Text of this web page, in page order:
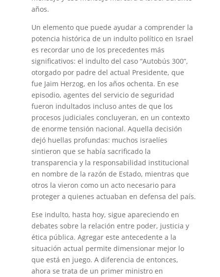
años.
Un elemento que puede ayudar a comprender la
potencia histórica de un indulto político en Israel
es recordar uno de los precedentes más
significativos: el indulto del caso “Autobús 300”,
otorgado por padre del actual Presidente, que
fue Jaim Herzog, en los años ochenta. En ese
episodio, agentes del servicio de seguridad
fueron indultados incluso antes de que los
procesos judiciales concluyeran, en un contexto
de enorme tensión nacional. Aquella decisión
dejó huellas profundas: muchos israelíes
sintieron que se había sacrificado la
transparencia y la responsabilidad institucional
en nombre de la razón de Estado, mientras que
otros la vieron como un acto necesario para
proteger a quienes actuaban en defensa del país.
Ese indulto, hasta hoy, sigue apareciendo en
debates sobre la relación entre poder, justicia y
ética pública. Agregar este antecedente a la
situación actual permite dimensionar mejor lo
que está en juego. A diferencia de entonces,
ahora se trata de un primer ministro en